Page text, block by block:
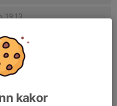
19:13
det här måste få bli en
jag för att du även fixade bra
kakor